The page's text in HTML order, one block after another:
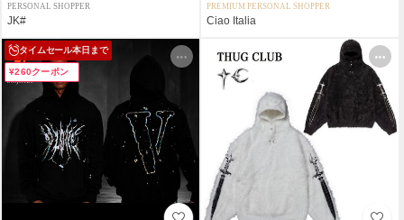
PERSONAL SHOPPER
JK#
PREMIUM PERSONAL SHOPPER
Ciao Italia
タイムセール本日まで
¥260クーポン